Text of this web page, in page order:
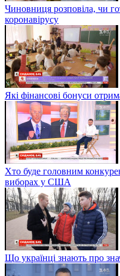
Чиновниця розповіла, чи
коронавірусу
Які фінансові бонуси
Хто буде головним
виборах у США
Що українці знають про